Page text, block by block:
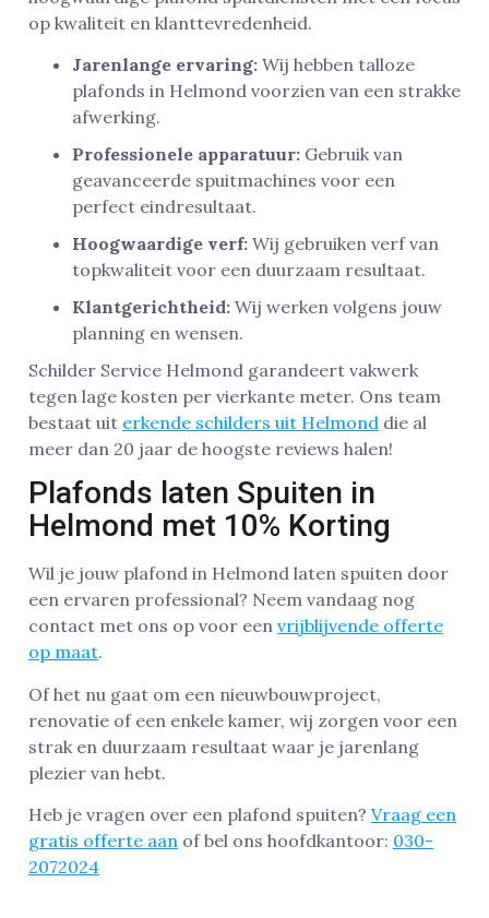
op kwaliteit en klanttevredenheid.
Jarenlange ervaring: Wij hebben talloze
plafonds in Helmond voorzien van een strakke
afwerking.
Professionele apparatuur: Gebruik van
geavanceerde spuitmachines voor een
perfect eindresultaat.
Hoogwaardige verf: Wij gebruiken verf van
topkwaliteit voor een duurzaam resultaat.
Klantgerichtheid: Wij werken volgens jouw
planning en wensen.
Schilder Service Helmond garandeert vakwerk
tegen lage kosten per vierkante meter. Ons team
bestaat uit erkende schilders uit Helmond die al
meer dan 20 jaar de hoogste reviews halen!
Plafonds laten Spuiten in
Helmond met 10% Korting
Wil je jouw plafond in Helmond laten spuiten door
een ervaren professional? Neem vandaag nog
contact met ons op voor een vrijblijvende offerte
op maat.
Of het nu gaat om een nieuwbouwproject,
renovatie of een enkele kamer, wij zorgen voor een
strak en duurzaam resultaat waar je jarenlang
plezier van hebt.
Heb je vragen over een plafond spuiten? Vraag een
gratis offerte aan of bel ons hoofdkantoor: 030-
2072024